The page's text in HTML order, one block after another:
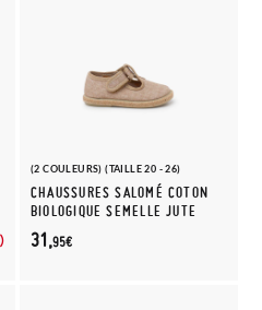
(2 COULEURS) (TAILLE 20 - 26)
CHAUSSURES SALOMÉ COTON
BIOLOGIQUE SEMELLE JUTE
31,95€